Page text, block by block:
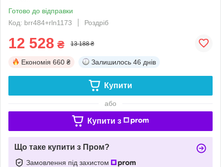
Готово до відправки
Код: brr484+rln1173
Роздріб
12 528 ₴ 13 188 ₴
Економія 660 ₴ Залишилось 46 днів
Купити
або
Купити з
Що таке купити з Пром?
Замовлення під захистом